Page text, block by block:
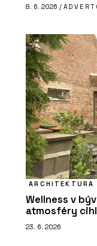
8. 6. 2026 /
ARCHITEKTURA
Wellness v
atmosféry
23. 6. 2026